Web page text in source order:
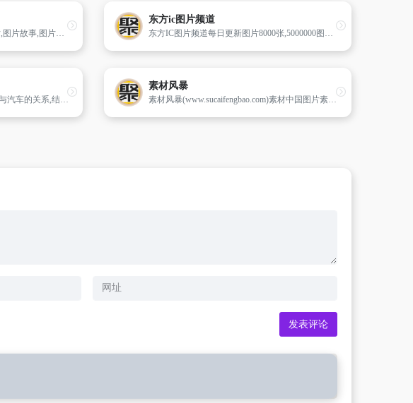
齐鲁网图片频道,影像力——图片,图片故事,图片专题,热点新闻图片,齐鲁网高清图片频道
东方ic图片频道
东方IC图片频道每日更新图片8000张,5000000图片库存,是东方网重要频道之一,拥有强大的摄影爱好者征图平台支撑,24小时提供涵 盖国内外的新闻、娱乐、体育、时尚等图片。
蜂鸟网汽车频道将深度挖掘摄影与汽车的关系,结合汽车图片大全、自驾旅行摄影、汽车文化影像长廊深挖选题,对汽车摄影师、车展车模车模、汽车业内人士进行访谈并关注汽车论坛,定期组织活动扩大蜂鸟汽车频道影响力.
素材风暴
素材风暴(www.sucaifengbao.com)素材中国图片素材免费下载网站！中国素材网专业为设计师朋友提供新全面的免费psd素材天下、矢量图库、ppt模板大全、片头视频素材、电子请柬、flash素材、ppt背景图片素材、ps笔刷、名片设计欣赏、photoshop教程、字体下载等。